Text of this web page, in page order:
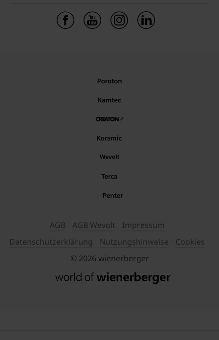
AGB AGB Wevolt
Impressum
Datenschutzerklärung
Nutzungshinweise
Cookies
© 2026 wienerberger